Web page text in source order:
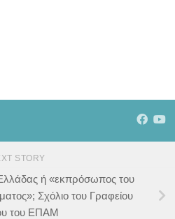
STORY
ή «εκπρόσωπος του
Σχόλιο του Γραφείου
του ΕΠΑΜ